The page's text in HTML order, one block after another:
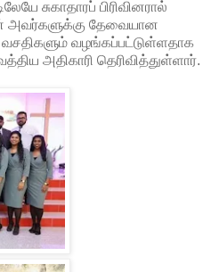
சுகாதாரப் பிரிவினரால்
அவர்களுக்கு தேவையான
வசதிகளும் வழங்கப்பட்டுள்ளதாக
அதிகாரி தெரிவித்துள்ளார்.